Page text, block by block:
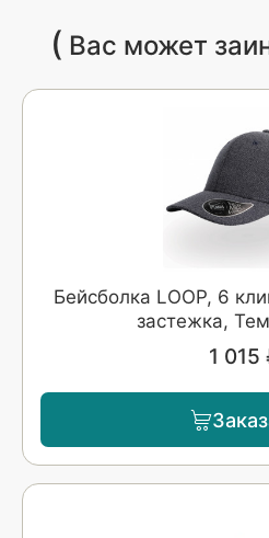
( Вас может
Бейсболка LOOP, 6
застежка,
1 015